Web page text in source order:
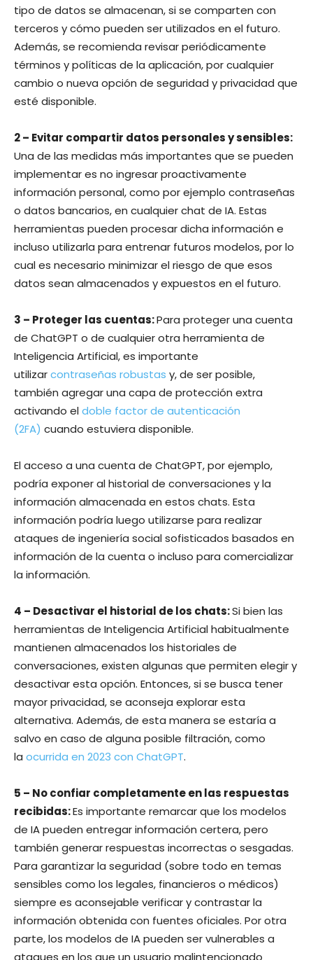
tipo de datos se almacenan, si se comparten con
terceros y cómo pueden ser utilizados en el futuro.
Además, se recomienda revisar periódicamente
términos y políticas de la aplicación, por cualquier
cambio o nueva opción de seguridad y privacidad que
esté disponible.
2 – Evitar compartir datos personales y sensibles:
Una de las medidas más importantes que se pueden
implementar es no ingresar proactivamente
información personal, como por ejemplo contraseñas
o datos bancarios, en cualquier chat de IA. Estas
herramientas pueden procesar dicha información e
incluso utilizarla para entrenar futuros modelos, por lo
cual es necesario minimizar el riesgo de que esos
datos sean almacenados y expuestos en el futuro.
3 – Proteger las cuentas:Para proteger una cuenta
de ChatGPT o de cualquier otra herramienta de
Inteligencia Artificial, es importante
utilizarcontraseñas robustas y, de ser posible,
también agregar una capa de protección extra
activando eldoble factor de autenticación
(2FA) cuando estuviera disponible.
El acceso a una cuenta de ChatGPT, por ejemplo,
podría exponer al historial de conversaciones y la
información almacenada en estos chats. Esta
información podría luego utilizarse para realizar
ataques de ingeniería social sofisticados basados en
información de la cuenta o incluso para comercializar
la información.
4 – Desactivar el historial de los chats:Si bien las
herramientas de Inteligencia Artificial habitualmente
mantienen almacenados los historiales de
conversaciones, existen algunas que permiten elegir y
desactivar esta opción. Entonces, si se busca tener
mayor privacidad, se aconseja explorar esta
alternativa. Además, de esta manera se estaría a
salvo en caso de alguna posible filtración, como
la ocurrida en 2023 con ChatGPT.
5 – No confiar completamente en las respuestas
recibidas:Es importante remarcar que los modelos
de IA pueden entregar información certera, pero
también generar respuestas incorrectas o sesgadas.
Para garantizar la seguridad (sobre todo en temas
sensibles como los legales, financieros o médicos)
siempre es aconsejable verificar y contrastar la
información obtenida con fuentes oficiales. Por otra
parte, los modelos de IA pueden ser vulnerables a
ataques en los que un usuario malintencionado